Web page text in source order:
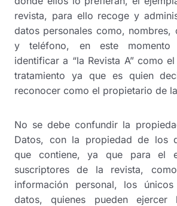
revista, para ello recoge y
datos personales como, nombres,
y teléfono, en este
identificar a “la Revista A” como
tratamiento ya que es quien
reconocer como el propietario de
No se debe confundir la
Datos, con la propiedad de los
que contiene, ya que para el
suscriptores de la revista,
información personal, los
datos, quienes pueden ejercer